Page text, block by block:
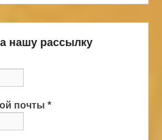
нашу рассылку
почты*